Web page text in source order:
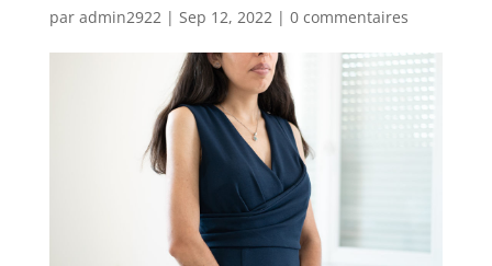
par admin2922| Sep 12, 2022| 0 commentaires